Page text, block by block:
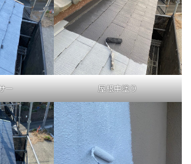
ー 屋根中塗り